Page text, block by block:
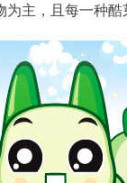
主，且每一种酷